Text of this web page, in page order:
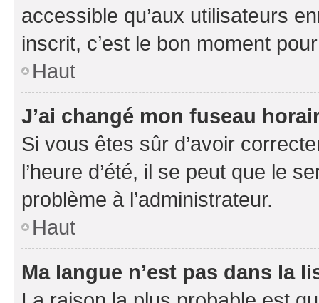
accessible qu’aux utilisateurs
inscrit, c’est le bon moment
Haut
J’ai changé mon fuseau
Si vous êtes sûr d’avoir
l’heure d’été, il se peut que le
problème à l’administrateur.
Haut
Ma langue n’est pas dans la